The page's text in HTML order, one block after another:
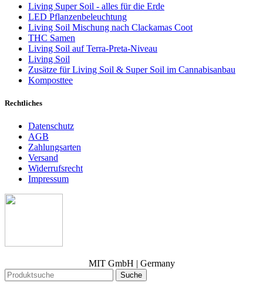
Living Super Soil - alles für die Erde
LED Pflanzenbeleuchtung
Living Soil Mischung nach Clackamas Coot
THC Samen
Living Soil auf Terra-Preta-Niveau
Living Soil
Zusätze für Living Soil & Super Soil im Cannabisanbau
Komposttee
Rechtliches
Datenschutz
AGB
Zahlungsarten
Versand
Widerrufsrecht
Impressum
MIT GmbH | Germany
Suche